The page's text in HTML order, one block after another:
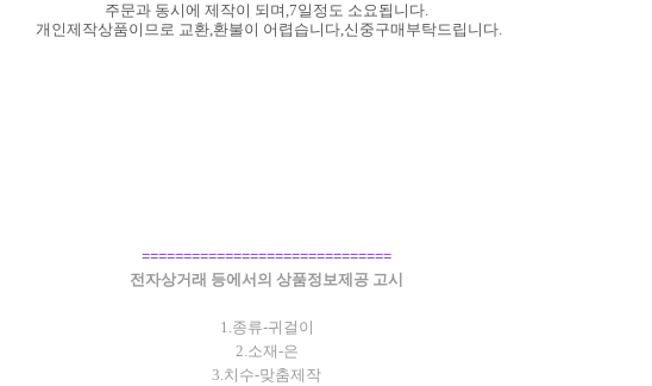
주문과 동시에 제작이 되며,7일정도 소요됩니다.
개인제작상품이므로 교환,환불이 어렵습니다,신중구매부탁드립니다.
==============================
전자상거래 등에서의 상품정보제공 고시
1.종류-귀걸이
2.소재-은
3.치수-맞춤제작